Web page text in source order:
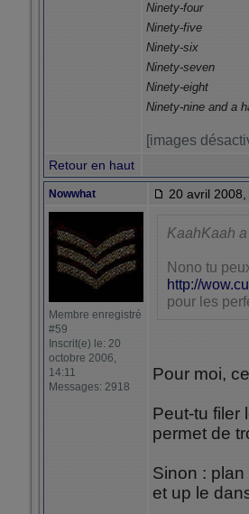
Ninety-four
Ninety-five
Ninety-six
Ninety-seven
Ninety-eight
Ninety-nine and a
[images
Retour en haut
Nowwhat 20 avril
Membre enregistré
#59
Inscrit(e) le: 20
octobre 2006,
14:11
Messages: 2918
KaahKaah
Nono tu
http://
pour les
Pour moi,
Peut-tu filer
permet de
Sinon :
et up le